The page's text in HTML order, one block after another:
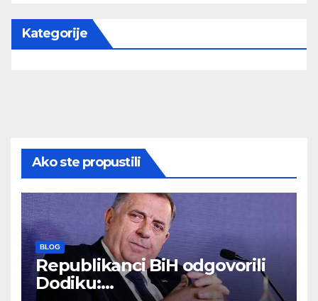
Kategorije
Ako ste propustili
BLOG
Republikanci BiH odgovorili
Dodiku: